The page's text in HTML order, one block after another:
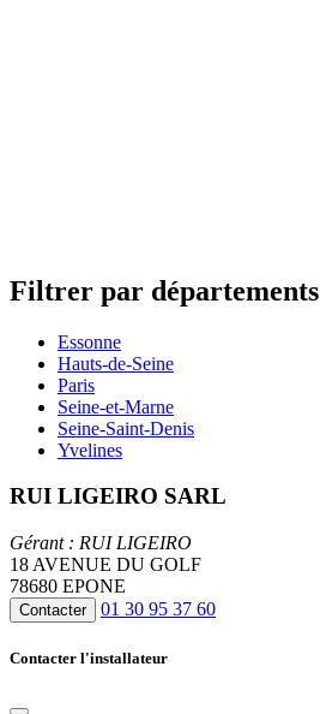
Filtrer par départements
Essonne
Hauts-de-Seine
Paris
Seine-et-Marne
Seine-Saint-Denis
Yvelines
RUI LIGEIRO SARL
Gérant : RUI LIGEIRO
18 AVENUE DU GOLF
78680 EPONE
Contacter 01 30 95 37 60
Contacter l'installateur